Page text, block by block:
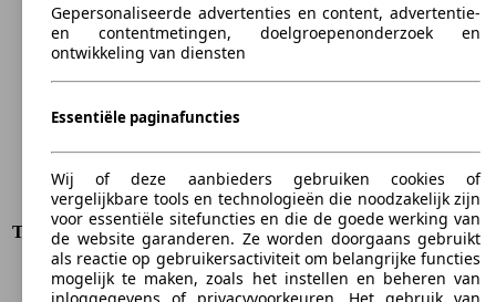
Lengte
4493 mm
Hoogte
1609 mm
Breedte
1748 mm
Wielbasis
2560 mm
Maximaal gewicht
1830 kg
Deuren
5
Stoelen
5
Dakbelasting
-
Trekgewicht (ongeremd) -
Trekgewicht (geremd)
1250 kg
Kofferbak capaciteit
-
Gepersonaliseerde advertenties en content, advertentie-
en contentmetingen, doelgroepenonderzoek en
ontwikkeling van diensten
Essentiële paginafuncties
Wij of deze aanbieders gebruiken cookies of
vergelijkbare tools en technologieën die noodzakelijk zijn
voor essentiële sitefuncties en die de goede werking van
de website garanderen. Ze worden doorgaans gebruikt
als reactie op gebruikersactiviteit om belangrijke functies
mogelijk te maken, zoals het instellen en beheren van